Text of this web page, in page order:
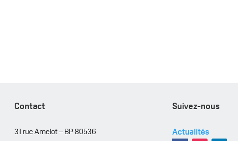
Contact
31 rue Amelot – BP 80536
Suivez-nous
Actualités